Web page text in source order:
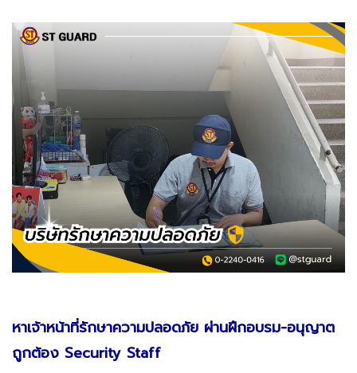
หาเจ้าหน้าที่รักษาความปลอดภัย ผ่านฝึกอบรม-อนุญาต
ถูกต้อง Security Staff